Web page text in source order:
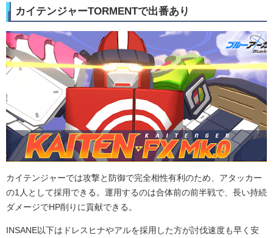
カイテンジャーTORMENTで出番あり
カイテンジャーでは攻撃と防御で完全相性有利のため、アタッカー
の1人として採用できる。運用するのは合体前の前半戦で、長い持続
ダメージでHP削りに貢献できる。
INSANE以下はドレスヒナやアルを採用した方が討伐速度も早く安